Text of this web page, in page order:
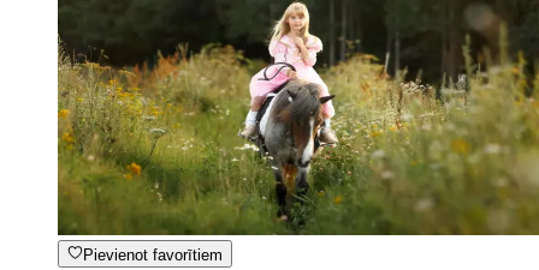
Pievienot favorītiem